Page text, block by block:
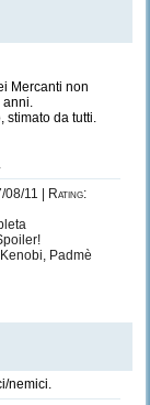
Mercanti non
anni.
stimato da tutti.
11 |
Rating:
Padmè
nemici.